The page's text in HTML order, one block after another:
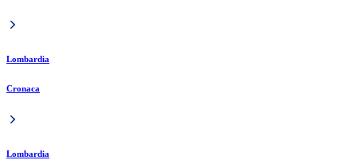
Lombardia
Cronaca
Lombardia